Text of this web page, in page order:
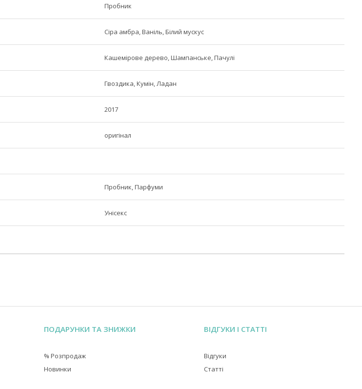
Пробник
Сіра амбра, Ваніль, Білий мускус
Кашемірове дерево, Шампанське, Пачулі
Гвоздика, Кумін, Ладан
2017
оригінал
Пробник, Парфуми
Унісекс
ПОДАРУНКИ ТА ЗНИЖКИ
% Розпродаж
Новинки
ВІДГУКИ І СТАТТІ
Відгуки
Статті